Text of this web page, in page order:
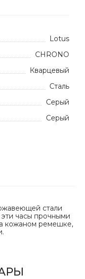
Lotus
CHRONO
Кварцевый
Сталь
Серый
Серый
стали
часы прочными
кожаном ремешке,